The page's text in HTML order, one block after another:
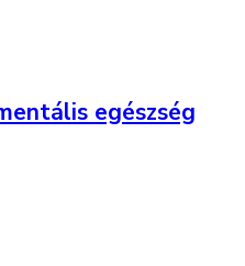
egészség